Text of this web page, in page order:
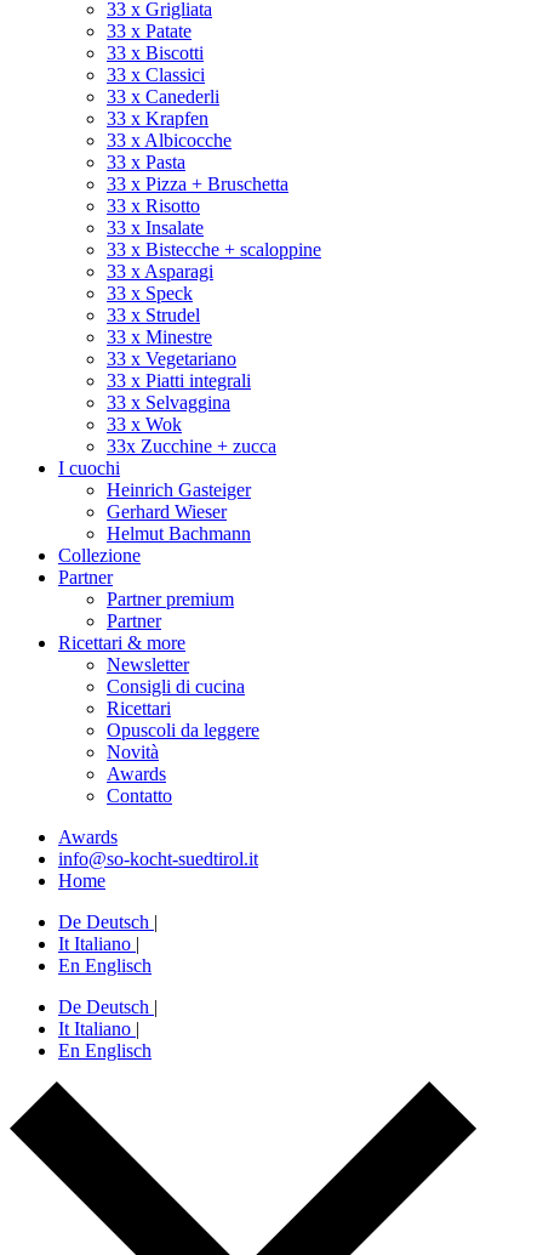
33 x Grigliata
33 x Patate
33 x Biscotti
33 x Classici
33 x Canederli
33 x Krapfen
33 x Albicocche
33 x Pasta
33 x Pizza + Bruschetta
33 x Risotto
33 x Insalate
33 x Bistecche + scaloppine
33 x Asparagi
33 x Speck
33 x Strudel
33 x Minestre
33 x Vegetariano
33 x Piatti integrali
33 x Selvaggina
33 x Wok
33x Zucchine + zucca
I cuochi
Heinrich Gasteiger
Gerhard Wieser
Helmut Bachmann
Collezione
Partner
Partner premium
Partner
Ricettari & more
Newsletter
Consigli di cucina
Ricettari
Opuscoli da leggere
Novità
Awards
Contatto
Awards
info@so-kocht-suedtirol.it
Home
De Deutsch |
It Italiano |
En Englisch
De Deutsch |
It Italiano |
En Englisch